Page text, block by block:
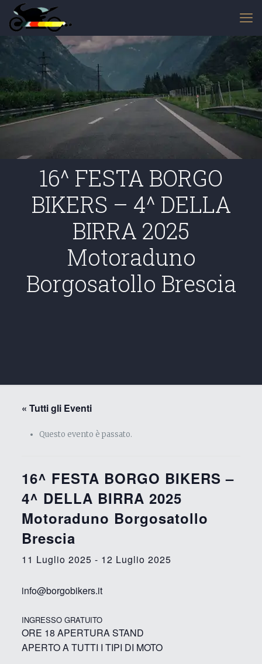
16^ FESTA BORGO
BIKERS – 4^ DELLA
BIRRA 2025
Motoraduno
Borgosatollo Brescia
« Tutti gli Eventi
Questo evento è passato.
16^ FESTA BORGO BIKERS –
4^ DELLA BIRRA 2025
Motoraduno Borgosatollo
Brescia
11 Luglio 2025 - 12 Luglio 2025
info@borgobikers.it
INGRESSO GRATUITO
ORE 18 APERTURA STAND
APERTO A TUTTI I TIPI DI MOTO